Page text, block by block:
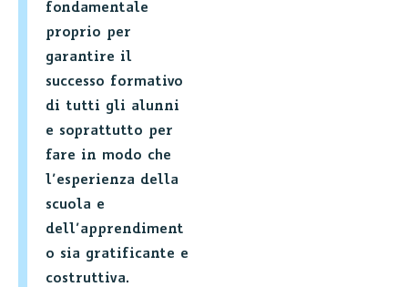
fondamentale
proprio per
garantire il
successo formativo
di tutti gli alunni
e soprattutto per
fare in modo che
l’esperienza della
scuola e
dell’apprendiment
o sia gratificante e
costruttiva.